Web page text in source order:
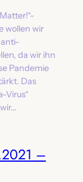
wollen wir
da wir ihn
Pandemie
Das
Virus“
–